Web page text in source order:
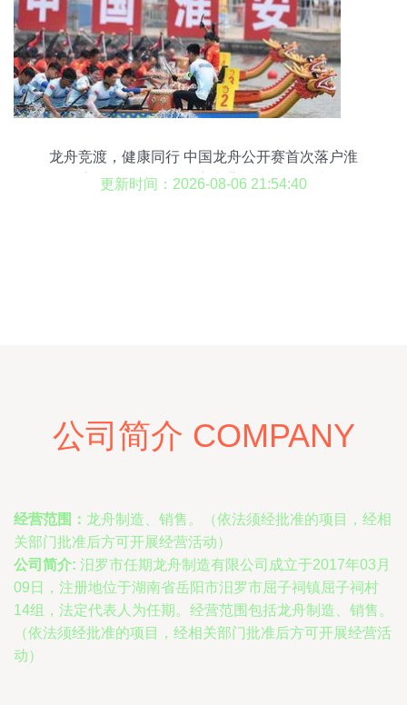
龙舟竞渡，健康同行 中国龙舟公开赛首次落户淮
安，精彩文创品牌赛事背后的工匠精神
更新时间：2026-08-06 21:54:40
公司简介 COMPANY
经营范围： 龙舟制造、销售。（依法须经批准的项目，经相
关部门批准后方可开展经营活动）
公司简介: 汨罗市任期龙舟制造有限公司成立于2017年03月
09日，注册地位于湖南省岳阳市汨罗市屈子祠镇屈子祠村
14组，法定代表人为任期。经营范围包括龙舟制造、销售。
（依法须经批准的项目，经相关部门批准后方可开展经营活
动）